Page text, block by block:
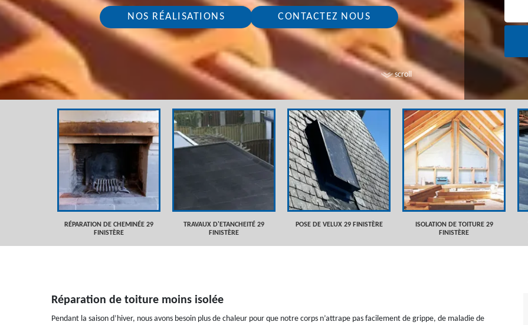
scroll
NOS RÉALISATIONS CONTACTEZ NOUS
RÉPARATION DE CHEMINÉE 29
FINISTÈRE
TRAVAUX D'ETANCHEITÉ 29
FINISTÈRE
POSE DE VELUX 29 FINISTÈRE
ISOLATION DE TOITURE 29
FINISTÈRE
Réparation de toiture moins isolée
Pendant la saison d’hiver, nous avons besoin plus de chaleur pour que notre corps n’attrape pas facilement de grippe, de maladie de